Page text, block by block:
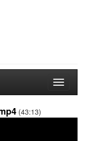
Toggle
(43:13)